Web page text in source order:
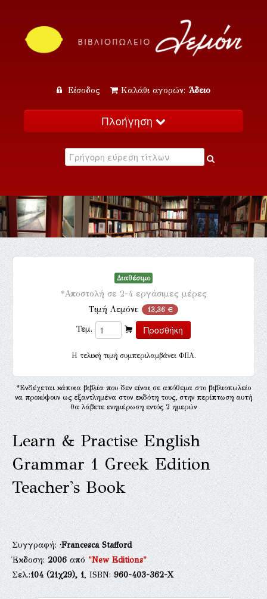
Είσοδος Καλάθι αγορών: Άδειο
Πλοήγηση
Κατάλογος
Εκδηλώσεις
Επικοινωνία
Διαθέσιμο
*Αποστολή σε 2-4 εργάσιμες μέρες
Τιμή Λεμόνι: 13,36 €
Τεμ.
H τελική τιμή συμπεριλαμβάνει ΦΠΑ.
*Ενδέχεται κάποια βιβλία που δεν είναι σε απόθεμα στο βιβλιοπωλείο
να προκύψουν ως εξαντλημένα στον εκδότη τους, στην περίπτωση αυτή
θα λάβετε ενημέρωση εντός 2 ημερών
Learn & Practise English
Grammar 1 Greek Edition
Teacher's Book
Συγγραφή:·Francesca Stafford
Έκδοση:2006από"New Editions"
Σελ.:104(21χ29), 1, ISBN:960-403-362-Χ